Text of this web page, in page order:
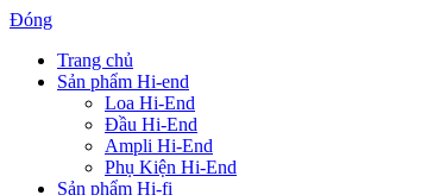
Đóng
Trang chủ
Sản phẩm Hi-end
Loa Hi-End
Đầu Hi-End
Ampli Hi-End
Phụ Kiện Hi-End
Sản phẩm Hi-fi